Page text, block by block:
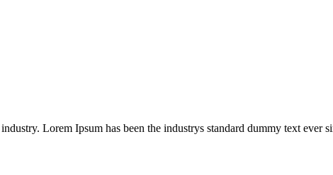
Lorem Ipsum has been the industrys standard dummy text ever